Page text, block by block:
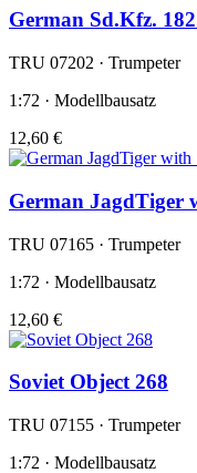
German Sd.Kfz.
TRU 07202 · Trumpeter
1:72 · Modellbausatz
12,60 €
German JagdTiger
TRU 07165 · Trumpeter
1:72 · Modellbausatz
12,60 €
Soviet Object 268
TRU 07155 · Trumpeter
1:72 · Modellbausatz